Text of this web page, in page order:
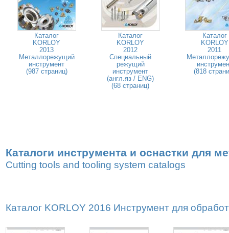
Каталог
KORLOY
2013
Металлорежущий
инструмент
(987 страниц)
Каталог
KORLOY
2012
Специальный
режущий
инструмент
(англ.яз / ENG)
(68 страниц)
Каталог
KORLOY
2011
(818
Каталоги инструмента и оснастки для
Cutting tools and tooling system catalogs
Каталог KORLOY 2016 Инструмент для